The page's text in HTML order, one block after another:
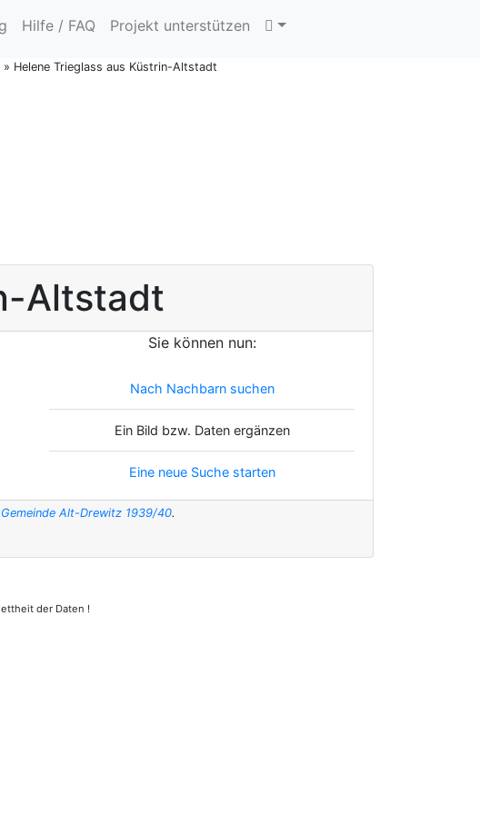
Hilfe / FAQ Projekt unterstützen
» Helene Trieglass aus Küstrin-Altstadt
Altstadt
Sie können nun:
Nach Nachbarn suchen
Ein Bild bzw. Daten ergänzen
Eine neue Suche starten
Alt-Drewitz 1939/40.
der Daten !